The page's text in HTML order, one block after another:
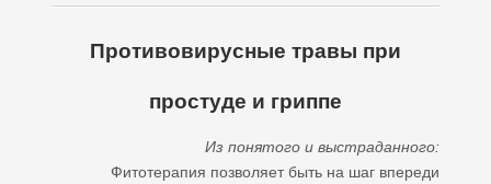
Противовирусные травы при
простуде и гриппе
Из понятого и выстраданного:
Фитотерапия позволяет быть на шаг впереди